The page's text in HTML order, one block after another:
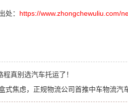
处： https://www.zhongchewuliu.com/
真别选汽车托运了！
式焦虑，正规物流公司首推中车物流汽